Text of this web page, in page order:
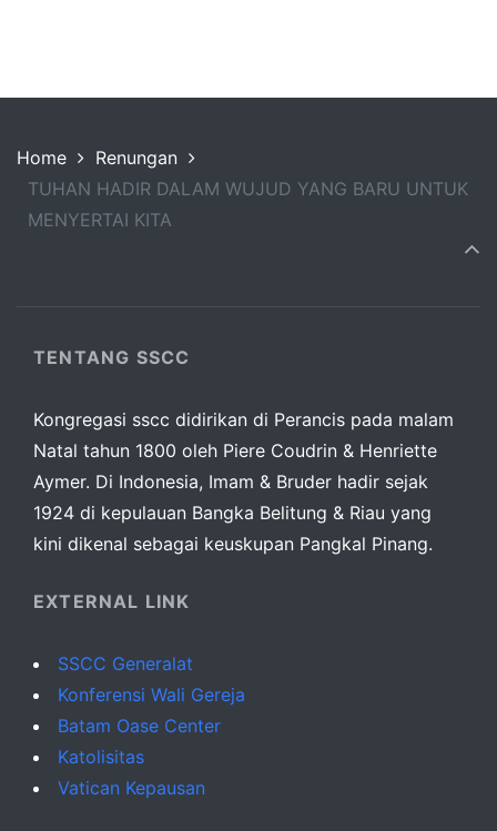
Home
Renungan
TUHAN HADIR DALAM WUJUD YANG BARU UNTUK
MENYERTAI KITA
TENTANG SSCC
Kongregasi sscc didirikan di Perancis pada malam
Natal tahun 1800 oleh Piere Coudrin & Henriette
Aymer. Di Indonesia, Imam & Bruder hadir sejak
1924 di kepulauan Bangka Belitung & Riau yang
kini dikenal sebagai keuskupan Pangkal Pinang.
EXTERNAL LINK
SSCC Generalat
Konferensi Wali Gereja
Batam Oase Center
Katolisitas
Vatican Kepausan